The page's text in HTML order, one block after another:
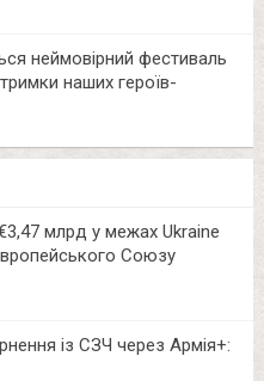
неймовірний фестиваль
наших героїв-
млрд у межах Ukraine
Союзу
із СЗЧ через Армія+: